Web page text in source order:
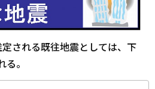
される既往地震としては、下
。